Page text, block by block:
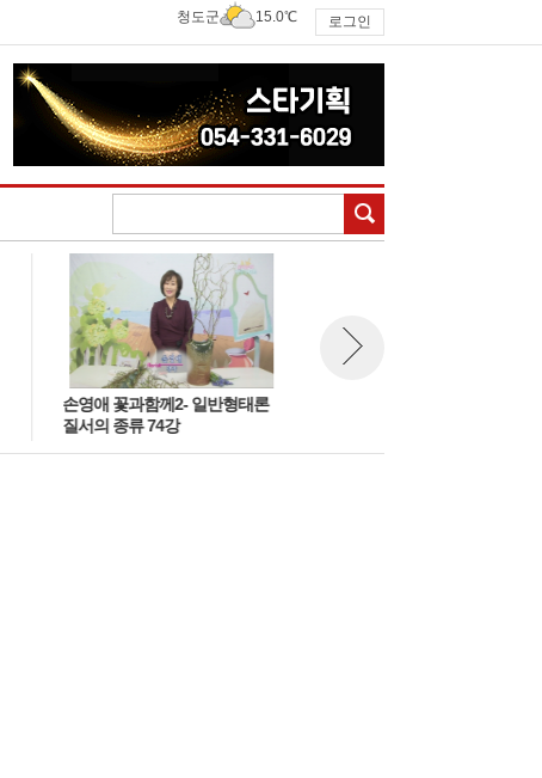
청도군 15.0℃ 로그인
손영애 꽃과함께2- 일반형태론
질서의 종류 74강